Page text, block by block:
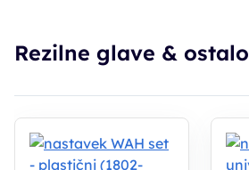
Rezilne glave & ostalo